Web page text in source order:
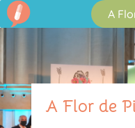
A
A Flor de